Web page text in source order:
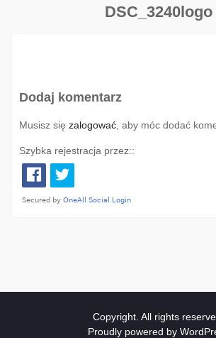
DSC_3240logo
Dodaj komentarz
Musisz się zalogować, aby móc dodać
Szybka rejestracja przez::
Copyright. All rights
Proudly powered by